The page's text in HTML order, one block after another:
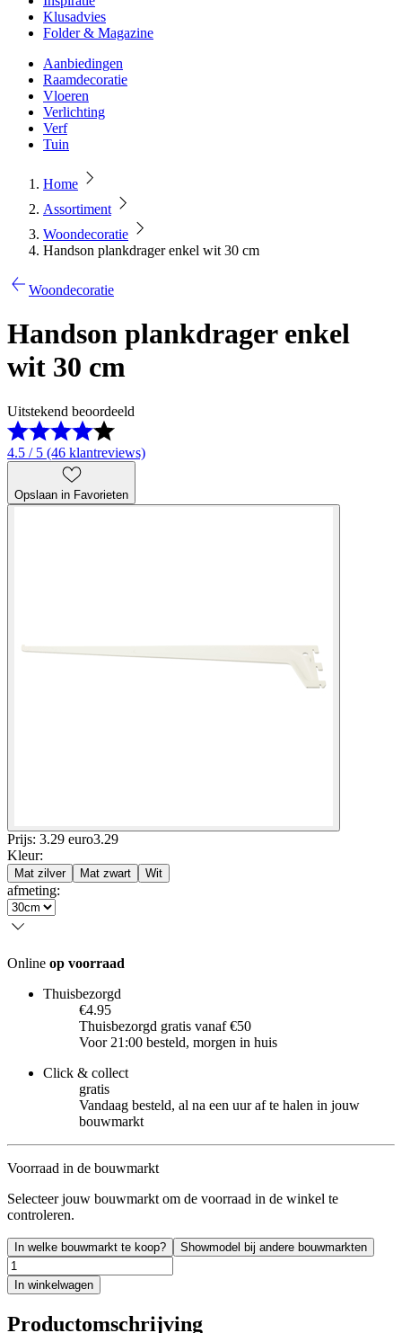
Klusadvies
Folder & Magazine
Aanbiedingen
Raamdecoratie
Vloeren
Verlichting
Verf
Tuin
Home
Assortiment
Woondecoratie
Handson plankdrager enkel wit 30 cm
Woondecoratie
Handson plankdrager enkel
wit 30 cm
Uitstekend beoordeeld
4.5 / 5 (46 klantreviews)
Opslaan in Favorieten
Prijs: 3.29 euro3.29
Kleur:
Mat zilver Mat zwart Wit
afmeting:
Online op voorraad
Thuisbezorgd
€4.95
Thuisbezorgd gratis vanaf €50
Voor 21:00 besteld, morgen in huis
Click & collect
gratis
Vandaag besteld, al na een uur af te halen in jouw
bouwmarkt
Voorraad in de bouwmarkt
Selecteer jouw bouwmarkt om de voorraad in de winkel te
controleren.
In welke bouwmarkt te koop? Showmodel bij andere bouwmarkten
In winkelwagen
Productomschrijving